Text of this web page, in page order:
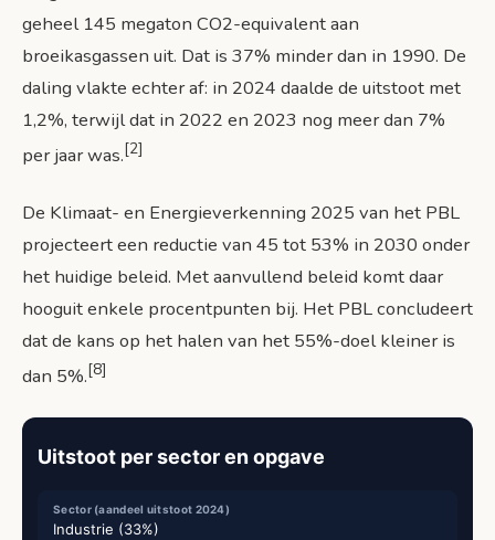
geheel 145 megaton CO2-equivalent aan
broeikasgassen uit. Dat is 37% minder dan in 1990. De
daling vlakte echter af: in 2024 daalde de uitstoot met
1,2%, terwijl dat in 2022 en 2023 nog meer dan 7%
per jaar was.[2]
De Klimaat- en Energieverkenning 2025 van het PBL
projecteert een reductie van 45 tot 53% in 2030 onder
het huidige beleid. Met aanvullend beleid komt daar
hooguit enkele procentpunten bij. Het PBL concludeert
dat de kans op het halen van het 55%-doel kleiner is
dan 5%.[8]
Uitstoot per sector en opgave
Industrie (33%)